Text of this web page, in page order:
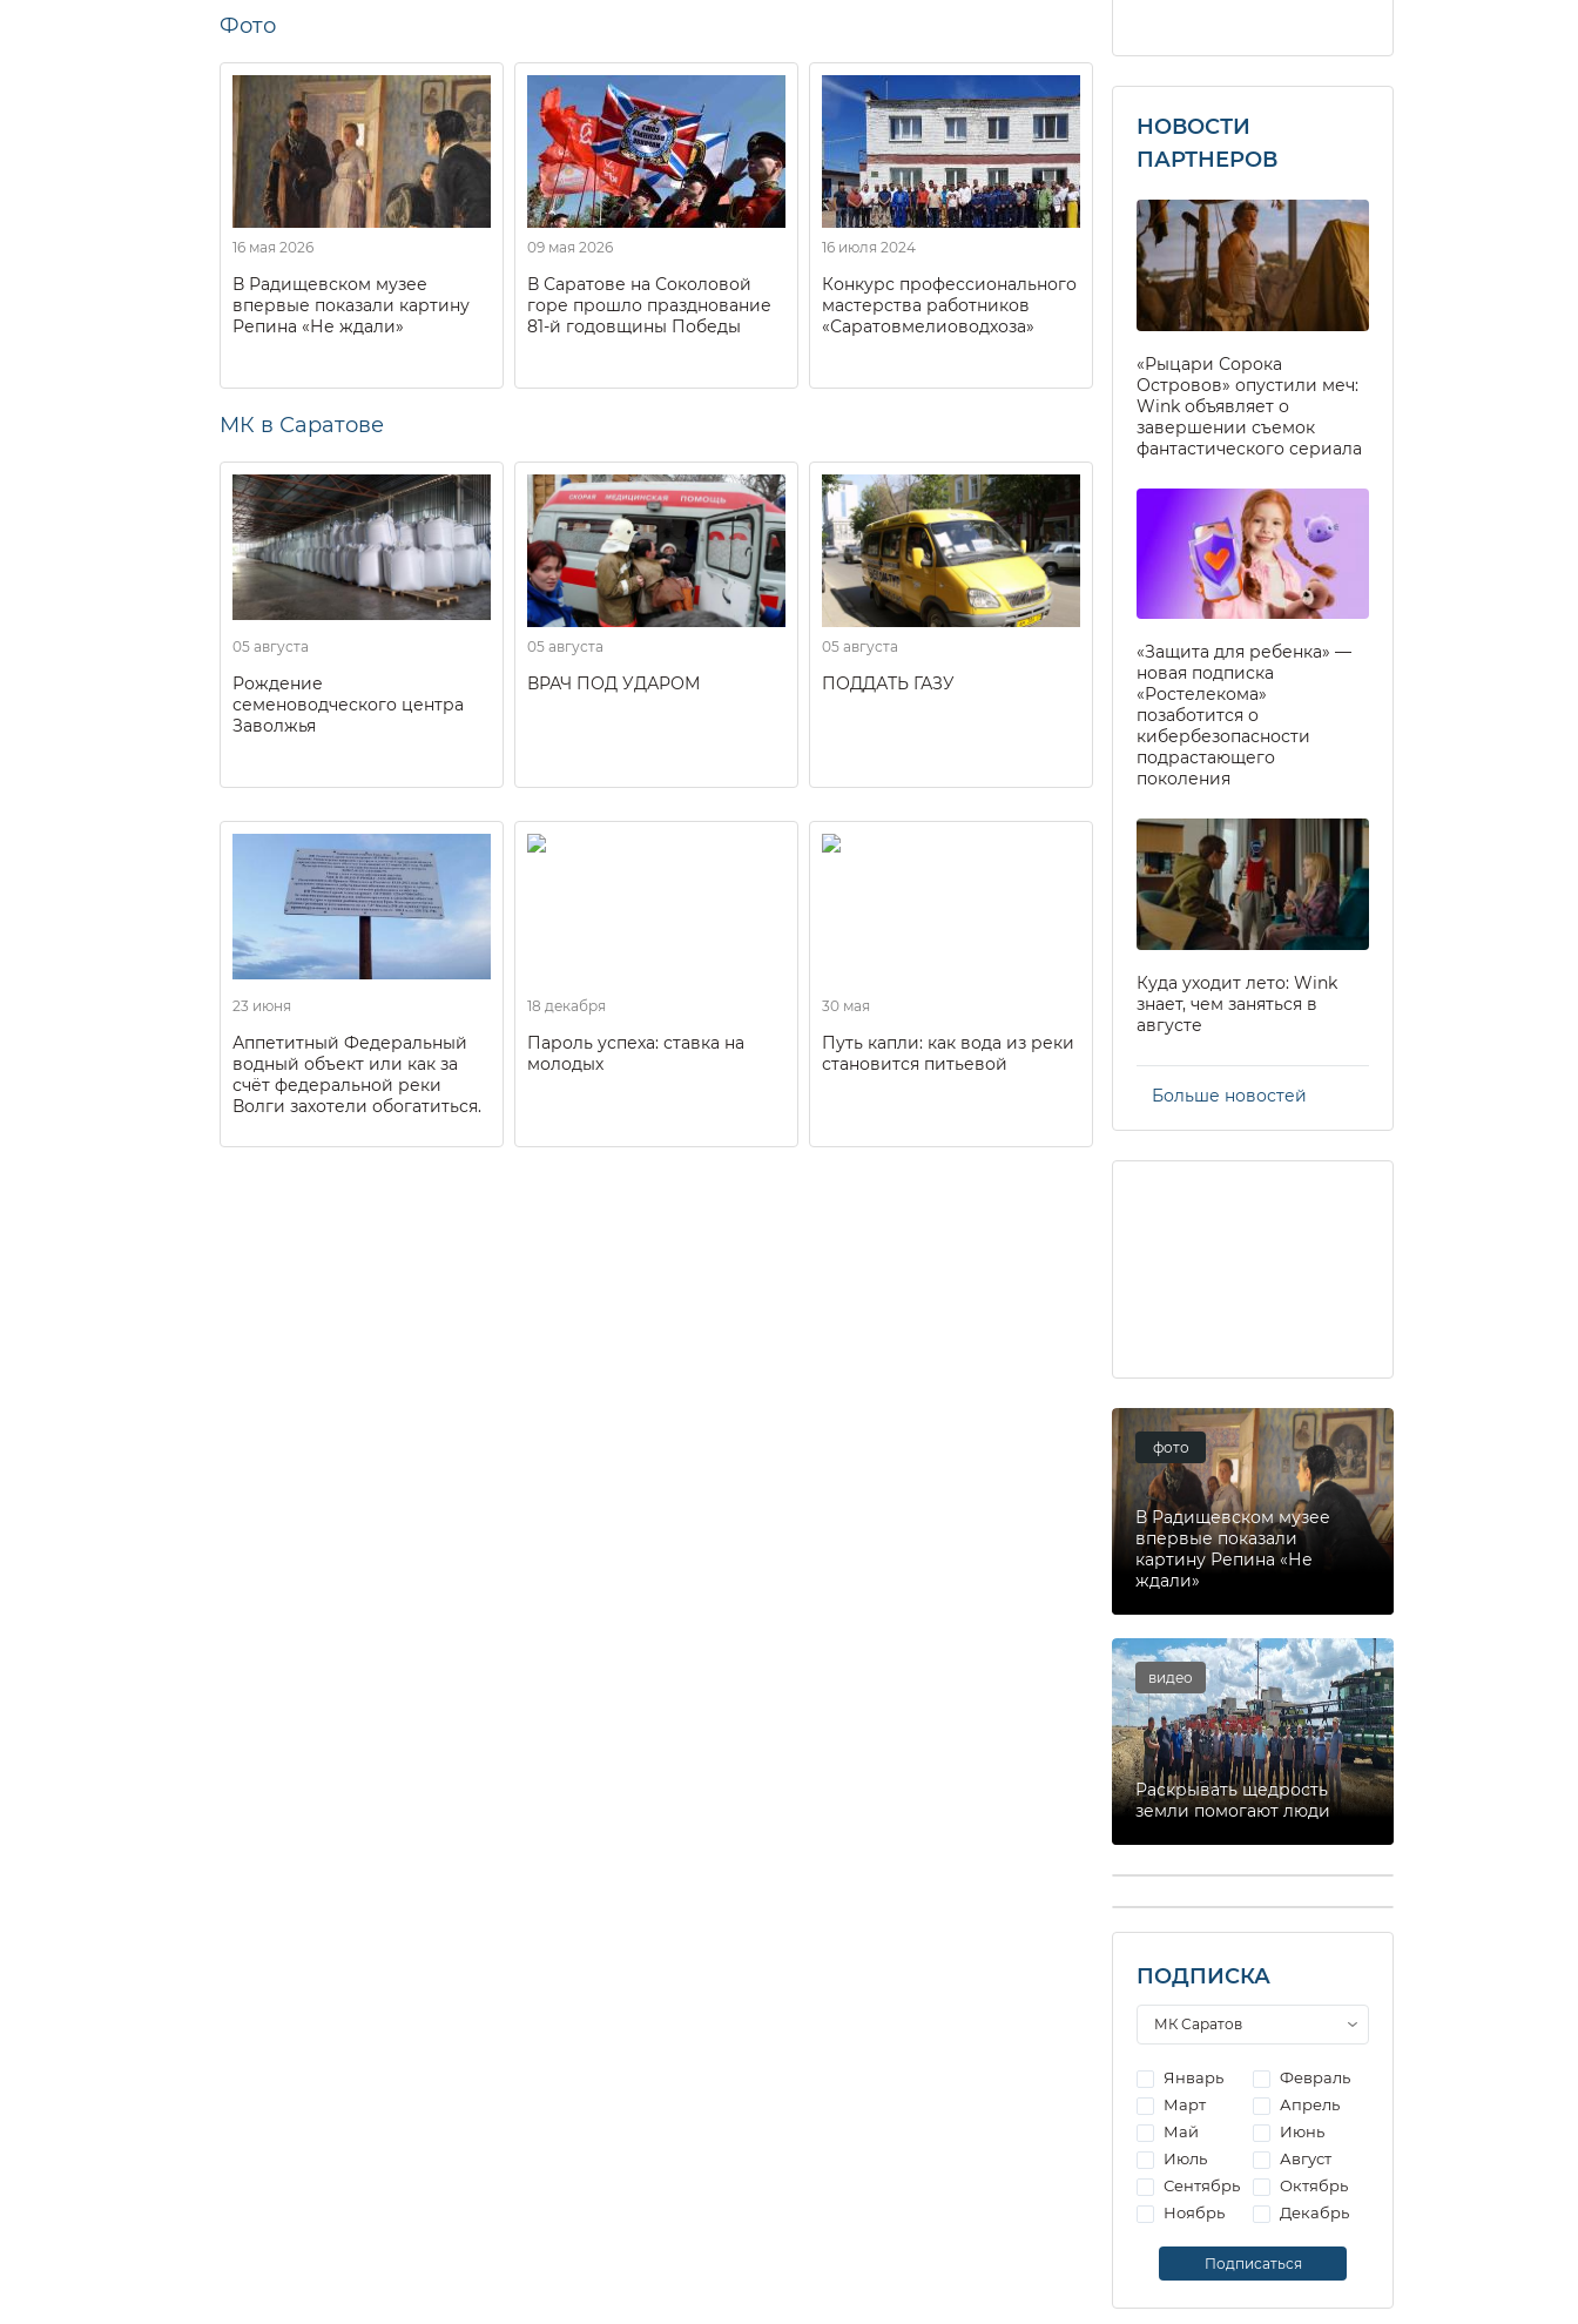
Фото
16 мая 2026
В Радищевском музее
впервые показали картину
Репина «Не ждали»
09 мая 2026
В Саратове на Соколовой
горе прошло празднование
81-й годовщины Победы
16 июля 2024
Конкурс профессионального
мастерства работников
«Саратовмелиоводхоза»
МК в Саратове
05 августа
Рождение
семеноводческого центра
Заволжья
05 августа
ВРАЧ ПОД УДАРОМ
05 августа
ПОДДАТЬ ГАЗУ
23 июня
Аппетитный Федеральный
водный объект или как за
счёт федеральной реки
Волги захотели обогатиться.
18 декабря
Пароль успеха: ставка на
молодых
30 мая
Путь капли: как вода из реки
становится питьевой
НОВОСТИ
ПАРТНЕРОВ
«Рыцари Сорока
Островов» опустили меч:
Wink объявляет о
завершении съемок
фантастического сериала
«Защита для ребенка» —
новая подписка
«Ростелекома»
позаботится о
кибербезопасности
подрастающего
поколения
Куда уходит лето: Wink
знает, чем заняться в
августе
Больше новостей
фото
В Радищевском музее
впервые показали
картину Репина «Не
ждали»
видео
Раскрывать щедрость
земли помогают люди
ПОДПИСКА
Январь
Февраль
Март
Апрель
Май
Июнь
Июль
Август
Сентябрь
Октябрь
Ноябрь
Декабрь